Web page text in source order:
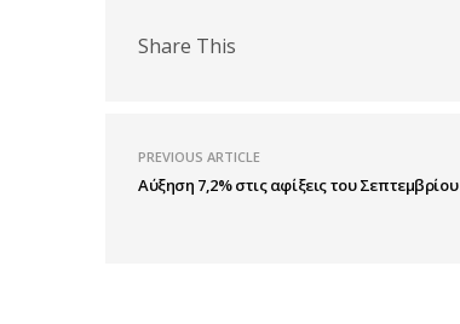
Share This
PREVIOUS ARTICLE
Αύξηση 7,2% στις αφίξεις του Σεπτεμβρίου